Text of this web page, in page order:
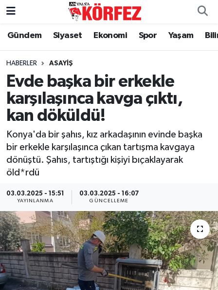
Gündem Siyaset Ekonomi Spor Yaşam
HABERLER ASAYIŞ
Evde başka bir erkekle
karşılaşınca kavga çıktı,
kan döküldü!
Konya'da bir şahıs, kız arkadaşının evinde başka
bir erkekle karşılaşınca çıkan tartışma kavgaya
dönüştü. Şahıs, tartıştığı kişiyi bıçaklayarak
öld*rdü
03.03.2025 - 15:51
YAYINLANMA
03.03.2025 - 16:07
GÜNCELLEME
Gündem
Siyaset
Yerel Yönetim
Ekonomi
Spor
Yaşam
Dünya
Eğitim
Sağlık
Magazin
Nöbetçi Eczaneler
Hava Durumu
Trafik Durumu
Süper Lig Puan Durumu ve Fikstür
Tüm Manşetler
Son Dakika Haberleri